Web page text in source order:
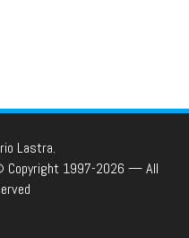
Lastra.
Copyright 1997-2026 — All